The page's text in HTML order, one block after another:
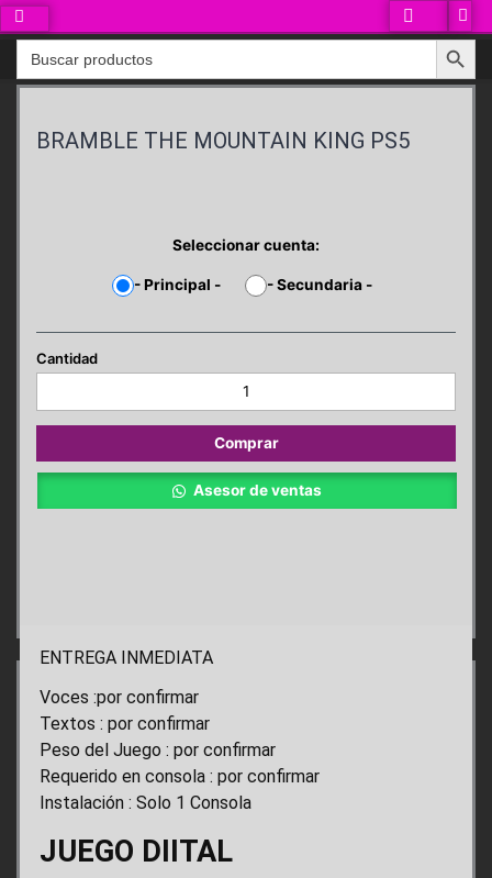
Ir
al
contenido
Search
for:
Search Button
BRAMBLE THE MOUNTAIN KING PS5
Seleccionar cuenta:
-Principal - -Secundaria-
BRAMBLE
MOUNTAIN
PS5
cantidad
Comprar
Asesor de ventas
ENTREGA INMEDIATA
Voces :por confirmar
Textos : por confirmar
Peso del Juego : por confirmar
Requerido en consola : por confirmar
Instalación : Solo 1 Consola
JUEGO DIITAL